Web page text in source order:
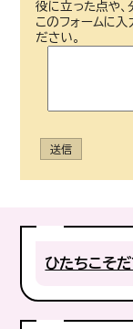
役に立った点や、
このフォームに
ださい。
送信
ひたちこそ